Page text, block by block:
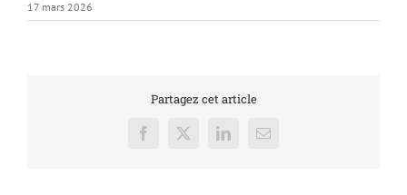
17 mars 2026
Partagez cet article
Facebook
X LinkedInEmail